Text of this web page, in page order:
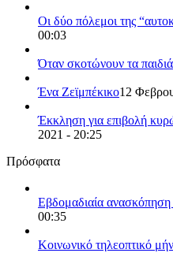
Οι δύο πόλεμοι της
00:03
Όταν σκοτώνουν τα παιδιά
Ένα Ζεϊμπέκικο12
Έκκληση για επιβολή
2021 - 20:25
Πρόσφατα
Εβδομαδιαία
00:35
Κοινωνικό τηλεοπτικό